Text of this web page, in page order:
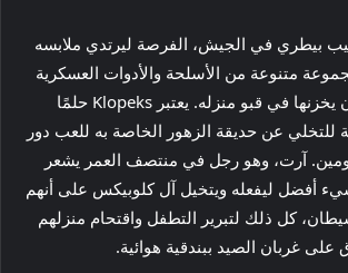
بيطري في الجيش، الفرصة ليرتدي ملابسه
متنوعة من الأسلحة والأدوات العسكرية
التي من المحتمل أن يخزنها في قبو منزله. يعتبر Klopeks حلمًا
عن حديقة الزهور الخاصة به للعب دور
آرت، وهو رجل في منتصف العمر يشعر
أفضل ليفعله ويتخيل آل كلوبيكس على أنهم
كل ذلك لتبرير التطفل واقتحام منزلهم
على غربان الصيد ببندقية هوائية.